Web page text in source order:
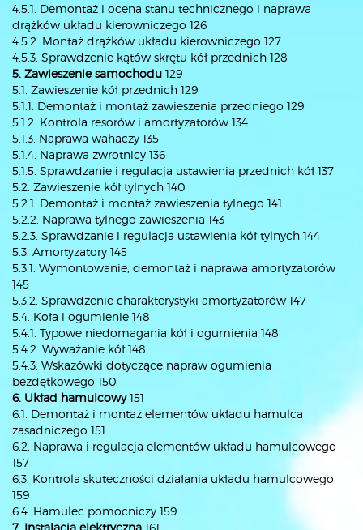
4.5.1. Demontaż i ocena stanu technicznego i naprawa
drążków układu kierowniczego 126
4.5.2. Montaż drążków układu kierowniczego 127
4.5.3. Sprawdzenie kątów skrętu kół przednich 128
5. Zawieszenie samochodu 129
5.1. Zawieszenie kół przednich 129
5.1.1. Demontaż i montaż zawieszenia przedniego 129
5.1.2. Kontrola resorów i amortyzatorów 134
5.1.3. Naprawa wahaczy 135
5.1.4. Naprawa zwrotnicy 136
5.1.5. Sprawdzanie i regulacja ustawienia przednich kół 137
5.2. Zawieszenie kół tylnych 140
5.2.1. Demontaż i montaż zawieszenia tylnego 141
5.2.2. Naprawa tylnego zawieszenia 143
5.2.3. Sprawdzanie i regulacja ustawienia kół tylnych 144
5.3. Amortyzatory 145
5.3.1. Wymontowanie, demontaż i naprawa amortyzatorów
145
5.3.2. Sprawdzenie charakterystyki amortyzatorów 147
5.4. Koła i ogumienie 148
5.4.1. Typowe niedomagania kół i ogumienia 148
5.4.2. Wyważanie kół 148
5.4.3. Wskazówki dotyczące napraw ogumienia
bezdętkowego 150
6. Układ hamulcowy151
6.1. Demontaż i montaż elementów układu hamulca
zasadniczego 151
6.2. Naprawa i regulacja elementów układu hamulcowego
157
6.3. Kontrola skuteczności działania układu hamulcowego
159
6.4. Hamulec pomocniczy 159
7. Instalacja elektryczna 161